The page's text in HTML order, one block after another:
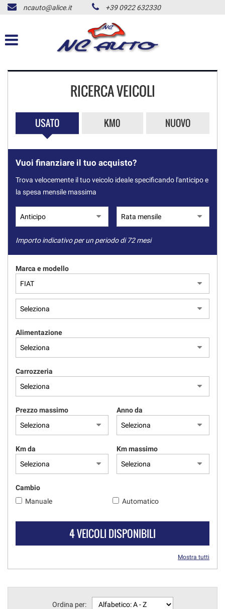
HOME
LISTA VEICOLI
ACQUISTIAMO USATO
CONTATTI
ALD USATO
NEWS
AREA COMMERCIANTI
ncauto@alice.it +39 0922 632330
RICERCA VEICOLI
USATO KM0 NUOVO
Vuoi finanziare il tuo acquisto?
Trova velocemente il tuo veicolo ideale specificando l'anticipo e
la spesa mensile massima
Importo indicativo per un periodo di 72 mesi
Marca e modello
Alimentazione
Carrozzeria
Prezzo massimo Anno da
Km da Km massimo
Cambio
Manuale
Automatico
4 VEICOLI DISPONIBILI
Mostra tutti
Ordina per: